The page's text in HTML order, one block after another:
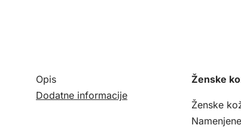
Opis
Dodatne informacije
Ženske
Ženske